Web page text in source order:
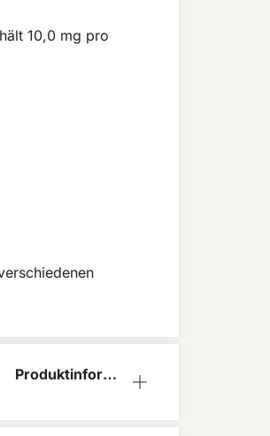
10,0 mg pro
Produktinform